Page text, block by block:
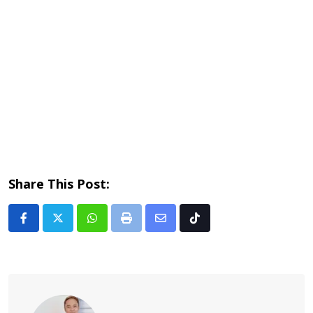
Share This Post:
Whatsapp
Print
Share Tiktok